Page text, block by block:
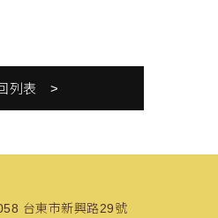
列表
台東市新興路29號